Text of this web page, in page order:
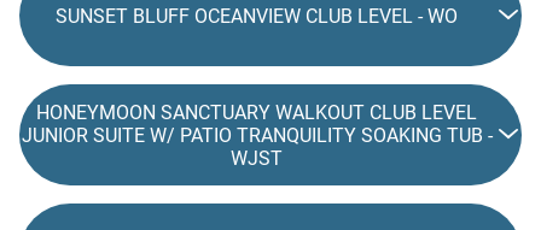
SUNSET BLUFF OCEANVIEW CLUB LEVEL - WO
HONEYMOON SANCTUARY WALKOUT CLUB LEVEL
JUNIOR SUITE W/ PATIO TRANQUILITY SOAKING TUB -
WJST